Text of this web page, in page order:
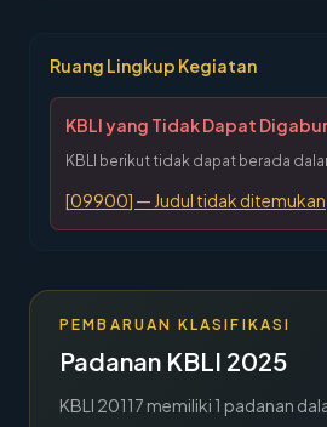
Ruang Lingkup Kegiatan
KBLI yang Tidak Dapat
KBLI berikut tidak dapat berada
[09900] — Judul tidak ditemukan
PEMBARUAN KLASIFIKASI
Padanan KBLI 2025
KBLI 20117 memiliki 1 padanan